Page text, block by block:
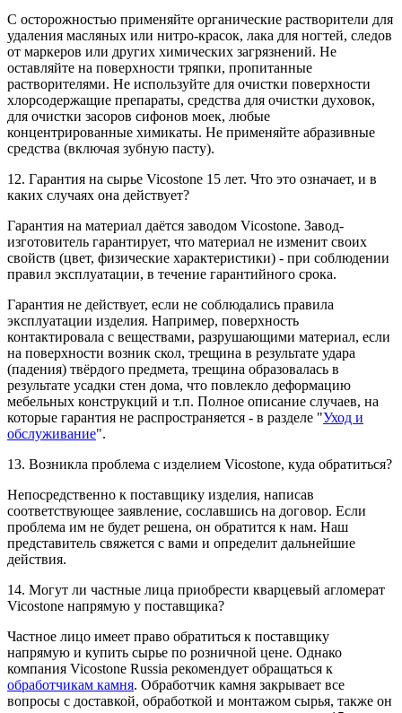
С осторожностью применяйте органические растворители для
удаления масляных или нитро-красок, лака для ногтей, следов
от маркеров или других химических загрязнений. Не
оставляйте на поверхности тряпки, пропитанные
растворителями. Не используйте для очистки поверхности
хлорсодержащие препараты, средства для очистки духовок,
для очистки засоров сифонов моек, любые
концентрированные химикаты. Не применяйте абразивные
средства (включая зубную пасту).
12. Гарантия на сырье Vicostone 15 лет. Что это означает, и в
каких случаях она действует?
Гарантия на материал даётся заводом Vicostone. Завод-
изготовитель гарантирует, что материал не изменит своих
свойств (цвет, физические характеристики) - при соблюдении
правил эксплуатации, в течение гарантийного срока.
Гарантия не действует, если не соблюдались правила
эксплуатации изделия. Например, поверхность
контактировала с веществами, разрушающими материал, если
на поверхности возник скол, трещина в результате удара
(падения) твёрдого предмета, трещина образовалась в
результате усадки стен дома, что повлекло деформацию
мебельных конструкций и т.п. Полное описание случаев, на
которые гарантия не распространяется - в разделе "Уход и
обслуживание".
13. Возникла проблема с изделием Vicostone, куда обратиться?
Непосредственно к поставщику изделия, написав
соответствующее заявление, сославшись на договор. Если
проблема им не будет решена, он обратится к нам. Наш
представитель свяжется с вами и определит дальнейшие
действия.
14. Могут ли частные лица приобрести кварцевый агломерат
Vicostone напрямую у поставщика?
Частное лицо имеет право обратиться к поставщику
напрямую и купить сырье по розничной цене. Однако
компания Vicostone Russia рекомендует обращаться к
обработчикам камня. Обработчик камня закрывает все
вопросы с доставкой, обработкой и монтажом сырья, также он